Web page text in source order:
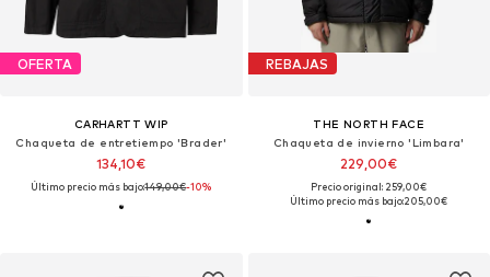
OFERTA
CARHARTT WIP
Chaqueta de entretiempo 'Brader'
134,10€
Último precio más bajo:149,00€-10%
REBAJAS
THE NORTH FACE
Chaqueta de invierno 'Limbara'
229,00€
Precio original: 259,00€
Último precio más bajo:205,00€